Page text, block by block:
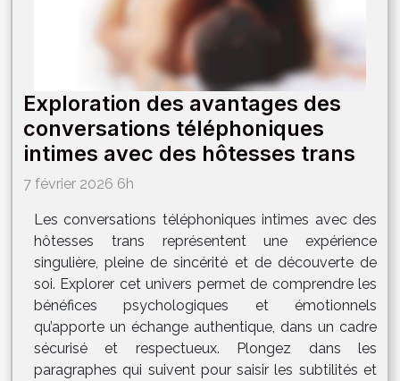
Exploration des avantages des
conversations téléphoniques
intimes avec des hôtesses trans
7 février 2026 6h
Les conversations téléphoniques intimes avec des
hôtesses trans représentent une expérience
singulière, pleine de sincérité et de découverte de
soi. Explorer cet univers permet de comprendre les
bénéfices psychologiques et émotionnels
qu’apporte un échange authentique, dans un cadre
sécurisé et respectueux. Plongez dans les
paragraphes qui suivent pour saisir les subtilités et